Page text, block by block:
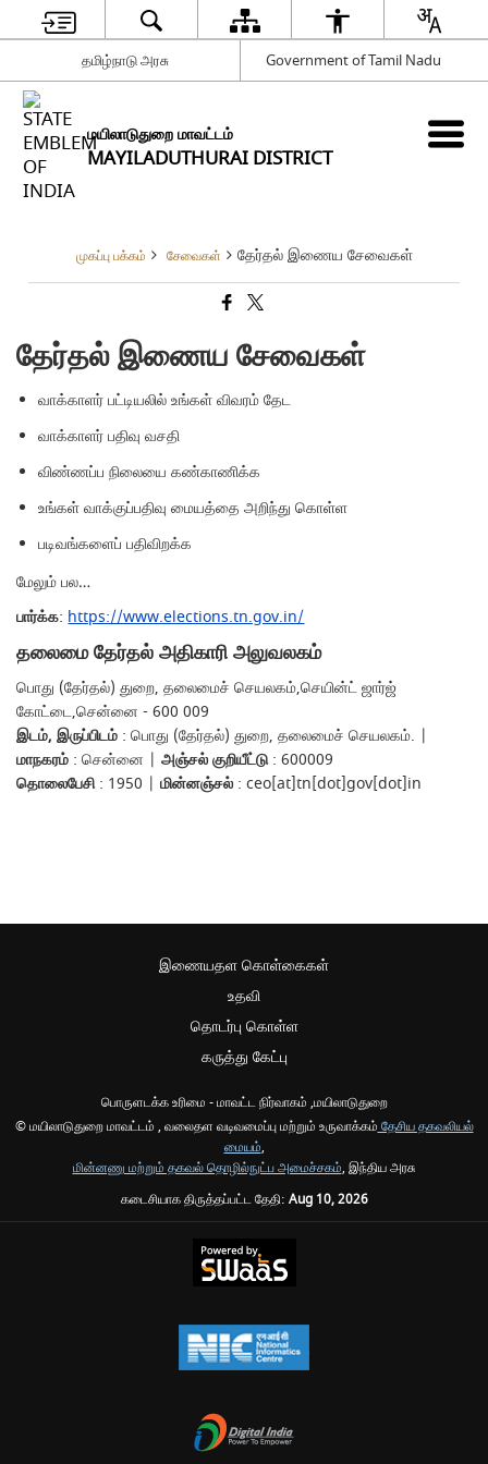
தமிழ்நாடு அரசு Government of Tamil Nadu
மயிலாடுதுறை மாவட்டம்
MAYILADUTHURAI DISTRICT
முகப்பு பக்கம் சேவைகள் தேர்தல் இணைய சேவைகள்
தேர்தல் இணைய சேவைகள்
வாக்காளர் பட்டியலில் உங்கள் விவரம் தேட
வாக்காளர் பதிவு வசதி
விண்ணப்ப நிலையை கண்காணிக்க
உங்கள் வாக்குப்பதிவு மையத்தை அறிந்து கொள்ள
படிவங்களைப் பதிவிறக்க
மேலும் பல…
பார்க்க: https://www.elections.tn.gov.in/
தலைமை தேர்தல் அதிகாரி அலுவலகம்
பொது (தேர்தல்) துறை, தலைமைச் செயலகம்,செயின்ட் ஜார்ஜ்
கோட்டை,சென்னை - 600 009
இடம், இருப்பிடம் : பொது (தேர்தல்) துறை, தலைமைச் செயலகம். |
மாநகரம் : சென்னை |அஞ்சல் குறியீட்டு: 600009
தொலைபேசி: 1950 |மின்னஞ்சல் : ceo[at]tn[dot]gov[dot]in
இணையதள கொள்கைகள்
உதவி
தொடர்பு கொள்ள
கருத்து கேட்பு
பொருளடக்க உரிமை - மாவட்ட நிர்வாகம் ,மயிலாடுதுறை
© மயிலாடுதுறை மாவட்டம் , வலைதள வடிவமைப்பு மற்றும் உருவாக்கம் தேசிய தகவலியல்
மையம்,
மின்னணு மற்றும் தகவல் தொழில்நுட்ப அமைச்சகம், இந்திய அரசு
கடைசியாக திருத்தப்பட்ட தேதி: Aug 10, 2026